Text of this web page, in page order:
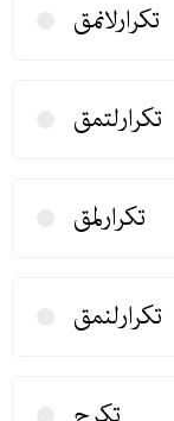
تكرارلانمق
تكرارلتمق
تكرارلمق
تكرارلنمق